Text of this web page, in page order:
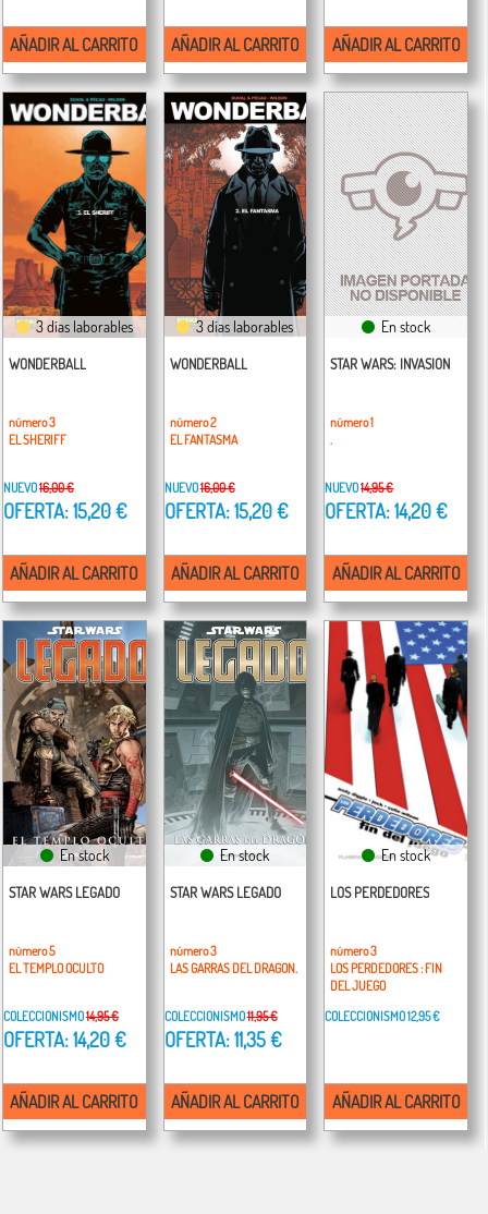
AÑADIR AL CARRITO AÑADIR AL CARRITO AÑADIR AL CARRITO
3 días laborables
WONDERBALL
número 3
EL SHERIFF
NUEVO16,00 €
OFERTA: 15,20 €
AÑADIR AL CARRITO
3 días laborables
WONDERBALL
número 2
EL FANTASMA
NUEVO16,00 €
OFERTA: 15,20 €
AÑADIR AL CARRITO
En stock
STAR WARS: INVASION
número 1
.
NUEVO14,95 €
OFERTA: 14,20 €
AÑADIR AL CARRITO
En stock
STAR WARS LEGADO
número 5
EL TEMPLO OCULTO
COLECCIONISMO14,95 €
OFERTA: 14,20 €
AÑADIR AL CARRITO
En stock
STAR WARS LEGADO
número 3
LAS GARRAS DEL DRAGON.
COLECCIONISMO11,95 €
OFERTA: 11,35 €
AÑADIR AL CARRITO
En stock
LOS PERDEDORES
número 3
LOS PERDEDORES : FIN
DEL JUEGO
COLECCIONISMO12,95 €
AÑADIR AL CARRITO